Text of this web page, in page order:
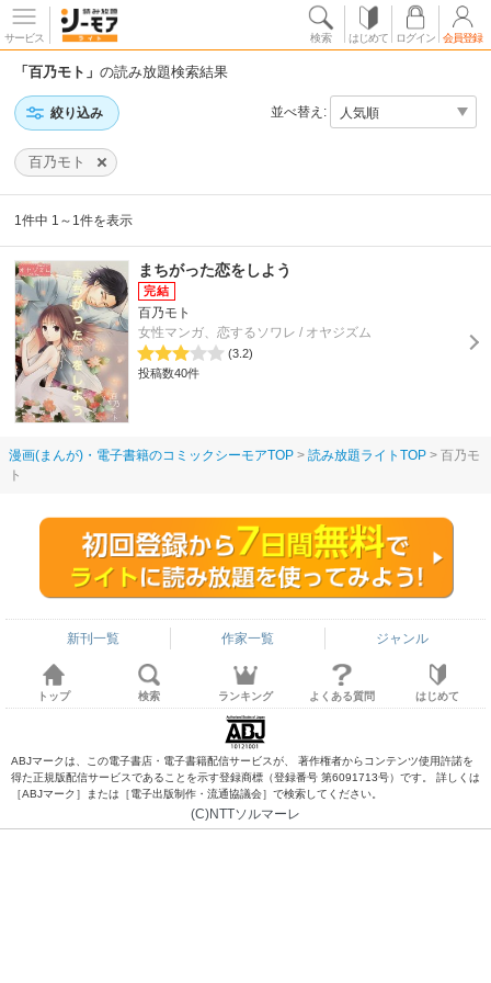
サービス 検索 はじめて ログイン 会員登録
「百乃モト」の読み放題検索結果
絞り込み 並べ替え:
百乃モト
1件中 1～1件を表示
まちがった恋をしよう
百乃モト
女性マンガ、恋するソワレ / オヤジズム
(3.2)
投稿数40件
漫画(まんが)・電子書籍のコミックシーモアTOP 読み放題ライトTOP
百乃モ
ト
新刊一覧 作家一覧 ジャンル
トップ 検索 ランキング よくある質問 はじめて
ABJマークは、この電子書店・電子書籍配信サービスが、 著作権者からコンテンツ使用許諾を
得た正規版配信サービスであることを示す登録商標（登録番号 第6091713号）です。 詳しくは
［ABJマーク］または［電子出版制作・流通協議会］で検索してください。
(C)NTTソルマーレ